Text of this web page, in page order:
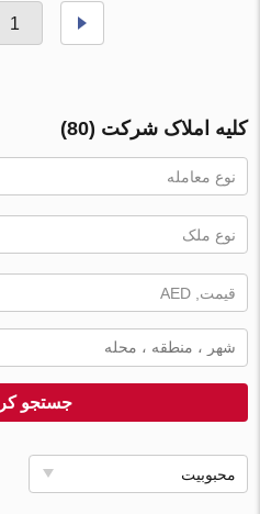
1
کلیه املاک شرکت (80)
نوع معامله
نوع ملک
قیمت, AED
جستجو
محبوبیت